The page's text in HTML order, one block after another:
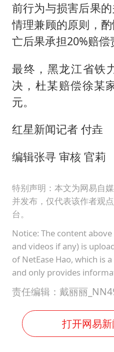
前行为与损害后果
情理兼顾的原则，
亡后果承担20%赔偿
最终，黑龙江省铁
决，杜某赔偿徐某
元。
红星新闻记者 付垚
编辑张寻 审核 官莉
特别声明：本文为网易自
并发布，仅代表该作者观
台。
Notice: The content
and videos if any) is
of NetEase Hao, which is
and only provides
责任编辑：戴丽丽
打开网易